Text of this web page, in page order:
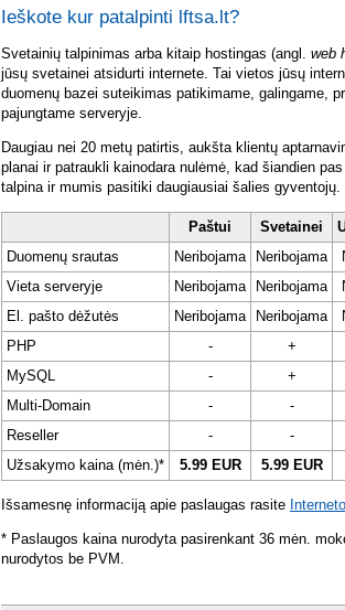
Ieškote kur patalpinti lftsa.lt?
Svetainių talpinimas arba kitaip hostingas (angl. web
jūsų svetainei atsidurti internete. Tai vietos jūsų
duomenų bazei suteikimas patikimame, galingame,
pajungtame serveryje.
Daugiau nei 20 metų patirtis, aukšta klientų
planai ir patraukli kainodara nulėmė, kad šiandien
talpina ir mumis pasitiki daugiausiai šalies gyventojų.
Paštui Svetainei
Duomenų srautas
Neribojama Neribojama
Vieta serveryje
Neribojama Neribojama
El. pašto dėžutės
Neribojama Neribojama
PHP
- +
MySQL
- +
Multi-Domain
- -
Reseller
- -
Užsakymo kaina (mėn.)*
5.99 EUR 5.99 EUR
Išsamesnę informaciją apie paslaugas rasite
* Paslaugos kaina nurodyta pasirenkant 36 mėn.
nurodytos be PVM.